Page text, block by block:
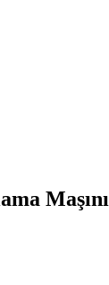
Maşını